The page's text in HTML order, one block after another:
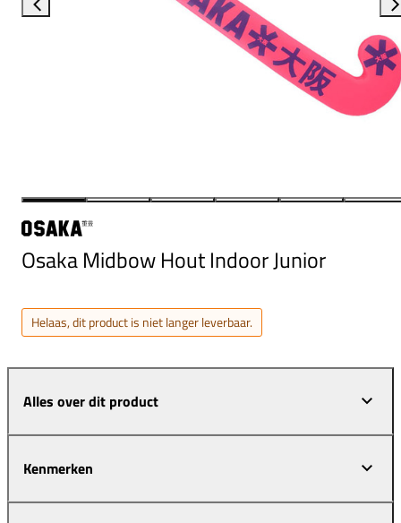
Osaka Midbow Hout Indoor Junior
Helaas, dit product is niet langer leverbaar.
Alles over dit product
Kenmerken